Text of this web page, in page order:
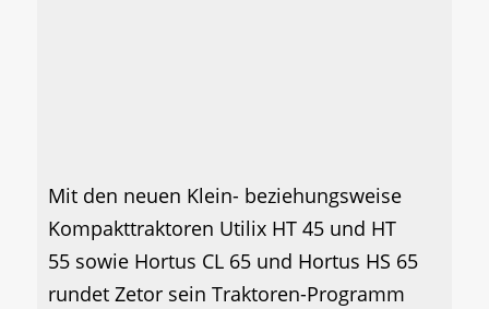
Mit den neuen Klein- beziehungsweise
Kompakttraktoren Utilix HT 45 und HT
55 sowie Hortus CL 65 und Hortus HS 65
rundet Zetor sein Traktoren-Programm